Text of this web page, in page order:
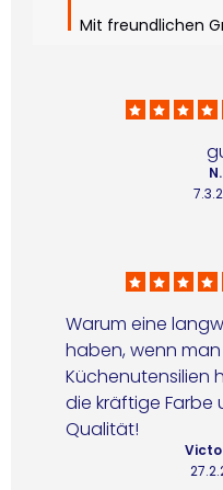
Mit freundlichen
Warum eine
haben, wenn man
Küchenutensilien
die kräftige Farbe
Qualität!